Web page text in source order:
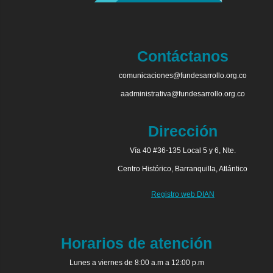
Contáctanos
comunicaciones@fundesarrollo.org.co
aadministrativa@fundesarrollo.org.co
Dirección
Vía 40 #36-135 Local 5 y 6, Nte.
Centro Histórico, Barranquilla, Atlántico
Registro web DIAN
Horarios de atención
Lunes a viernes de 8:00 a.m a 12:00 p.m